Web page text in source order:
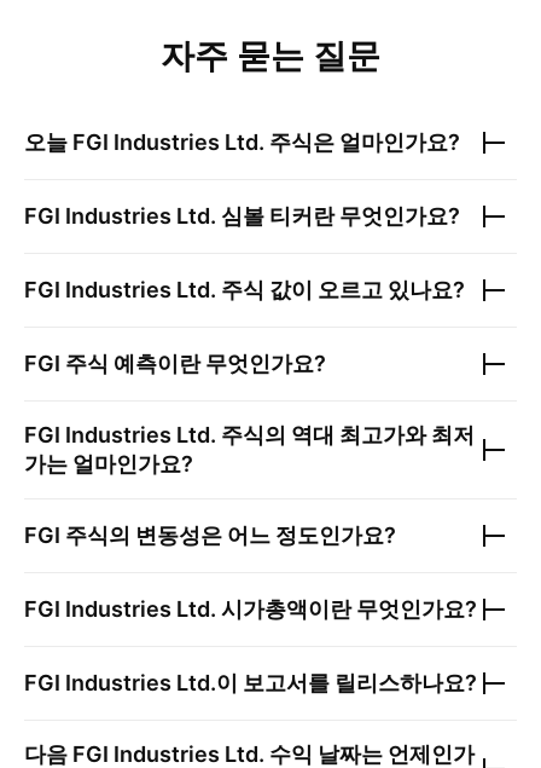
자주 묻는 질문
오늘 FGI Industries Ltd. 주식은 얼마인가요?
FGI Industries Ltd. 심볼 티커란 무엇인가요?
FGI Industries Ltd. 주식 값이 오르고 있나요?
FGI 주식 예측이란 무엇인가요?
FGI Industries Ltd. 주식의 역대 최고가와 최저
가는 얼마인가요?
FGI 주식의 변동성은 어느 정도인가요?
FGI Industries Ltd. 시가총액이란 무엇인가요?
FGI Industries Ltd.이 보고서를 릴리스하나요?
다음 FGI Industries Ltd. 수익 날짜는 언제인가